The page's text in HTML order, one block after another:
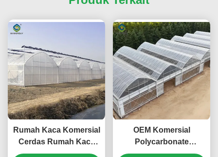
Rumah Kaca Komersial
Cerdas Rumah Kaca
Sayuran Kerangka
OEM Komersial
Polycarbonate
Greenhouse Kits Single